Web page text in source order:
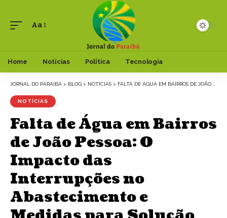
Aa
Home Notícias Política Tecnologia
JORNAL DO PARAIBÁ > BLOG > NOTÍCIAS > FALTA DE ÁGUA EM BAIRROS DE JOÃO PESSOA: O IMPACTO DAS INTERRUPÇÕES NO ABASTECIMENTO E MEDIDAS PARA SOLUÇÃO
NOTÍCIAS
Falta de Água em Bairros
de João Pessoa: O
Impacto das
Interrupções no
Abastecimento e